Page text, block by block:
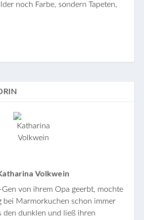
noch Farbe, sondern Tapeten,
Volkwein
Gen von ihrem Opa geerbt, mochte
bei Marmorkuchen schon immer
den dunklen und ließ ihren